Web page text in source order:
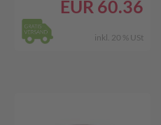
EUR 60.36
inkl. 20 % USt